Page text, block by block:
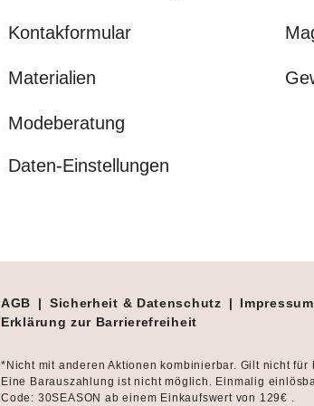
Kontakformular
Materialien
Modeberatung
Daten-Einstellungen
AGB | Sicherheit & Datenschutz | Impressum
Erklärung zur Barrierefreiheit
*Nicht mit anderen Aktionen kombinierbar. Gilt nicht
Eine Barauszahlung ist nicht möglich. Einmalig
Code: 30SEASON ab einem Einkaufswert von 129€ .